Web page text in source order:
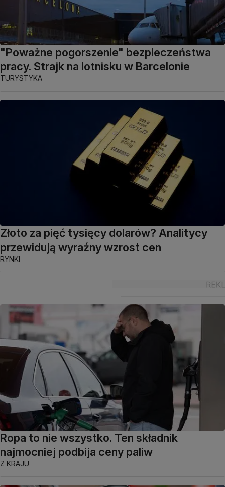
"Poważne pogorszenie" bezpieczeństwa
pracy. Strajk na lotnisku w Barcelonie
TURYSTYKA
Złoto za pięć tysięcy dolarów? Analitycy
przewidują wyraźny wzrost cen
RYNKI
Ropa to nie wszystko. Ten składnik
najmocniej podbija ceny paliw
Z KRAJU